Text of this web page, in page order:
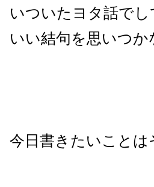
いついたヨタ話で
いい結句を思いつ
今日書きたいこと